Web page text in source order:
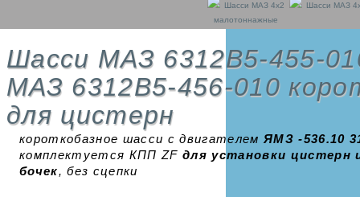
Шасси МАЗ 4x2
малотоннажные
Шасси МАЗ
Шасси МАЗ 6312B5-455-
МАЗ 6312B5-456-010
для цистерн
короткобазное шасси с двигателем ЯМЗ -536.10
комплектуется КПП ZF для установки цистерн
бочек, без сцепки